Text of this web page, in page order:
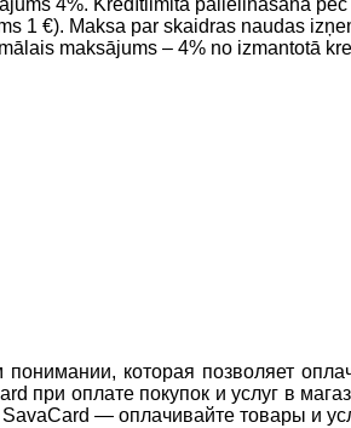
1 €). Maksa par skaidras naudas
maksājums – 4% no izmantotā
понимании, которая позволяет
при оплате покупок и услуг в
— оплачивайте товары и